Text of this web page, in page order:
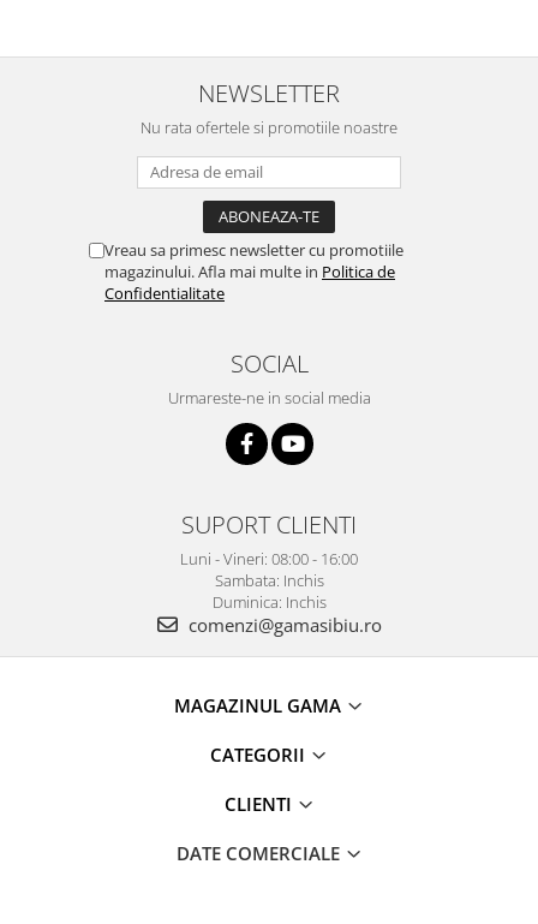
NEWSLETTER
Nu rata ofertele si promotiile noastre
Vreau sa primesc newsletter cu promotiile
magazinului. Afla mai multe in Politica de
Confidentialitate
SOCIAL
Urmareste-ne in social media
SUPORT CLIENTI
Luni - Vineri: 08:00 - 16:00
Sambata: Inchis
Duminica: Inchis
comenzi@gamasibiu.ro
MAGAZINUL GAMA
CATEGORII
CLIENTI
DATE COMERCIALE